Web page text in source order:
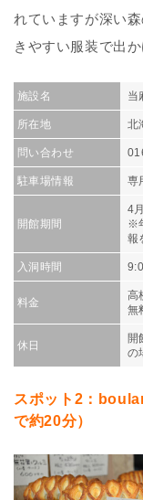
れていますが深い
きやすい服装で出か
施設名 当
所在地 北
問い合わせ
駐車場情報 専
開館期間
4
※
報
入洞時間
料金
高
無
休日
開
の
スポット2：
で約20分）